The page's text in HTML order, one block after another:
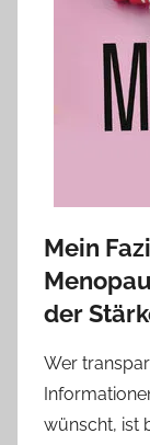
Mein
der
Wer
wünscht, ist